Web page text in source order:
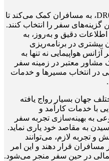
وجود کانتر آژانس هواپیمایی کد DR021، به مسافران کمک می‌کند تا
گزینه‌های سفر را انتخاب کنند.
دقیق و به‌روز، به
در برنامه‌ریزی
هواپیمایی نه تنها به
مشاور معتبر در زمینه سفر
در انتخاب مسیرها و خدمات
جهان بسیار رواج یافته
با خدمات کارآمد و
به بهینه‌سازی تجربه سفر
به مقاصد خود یاری نماید.
و تجربه لازم، می‌توانند
مسافران قرار دهند و این امر
در حین سفر منجر می‌شود.